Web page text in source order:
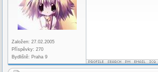
Založen: 27.02.2005
Příspěvky: 270
Bydliště: Praha 9